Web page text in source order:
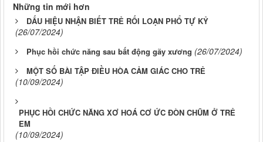
Những tin mới hơn
DẤU HIỆU NHẬN BIẾT TRẺ RỐI LOẠN PHỔ TỰ KỶ
(26/07/2024)
Phục hồi chức năng sau bất động gãy xương (26/07/2024)
MỘT SỐ BÀI TẬP ĐIỀU HÒA CẢM GIÁC CHO TRẺ
(10/09/2024)
PHỤC HỒI CHỨC NĂNG XƠ HOÁ CƠ ỨC ĐÒN CHŨM Ở TRẺ
EM
(10/09/2024)